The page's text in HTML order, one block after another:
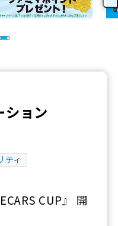
ション
ティ
CUP』 開